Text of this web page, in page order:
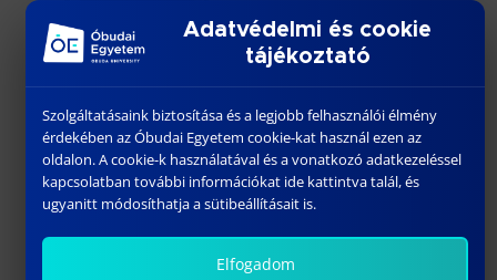
Adatvédelmi és cookie
tájékoztató
Szolgáltatásaink biztosítása és a legjobb felhasználói élmény
érdekében az Óbudai Egyetem cookie-kat használ ezen az
oldalon. A cookie-k használatával és a vonatkozó adatkezeléssel
kapcsolatban további információkat ide kattintva talál, és
ugyanitt módosíthatja a sütibeállításait is.
Elfogadom